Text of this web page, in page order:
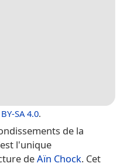
BY-SA 4.0.
de la
l'unique
deAïn Chock. Cet